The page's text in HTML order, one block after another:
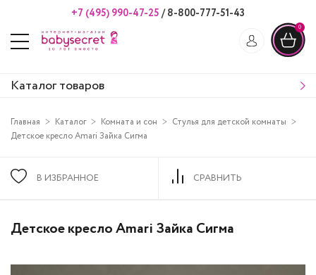
+7 (495) 990-47-25 /8-800-777-51-43
0
Каталог товаров
Главная Каталог Комната и сон
Стулья для детской комнаты
Детское кресло Amari Зайка Сигма
В ИЗБРАННОЕ СРАВНИТЬ
Детское кресло Amari Зайка Сигма